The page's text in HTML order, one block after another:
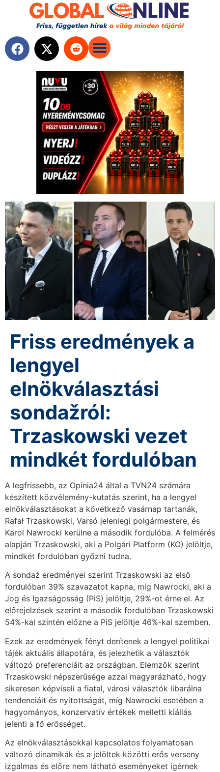
Friss eredmények a
lengyel
elnökválasztási
sondažról:
Trzaskowski vezet
mindkét fordulóban
A legfrissebb, az Opinia24 által a TVN24 számára
készített közvélemény-kutatás szerint, ha a lengyel
elnökválasztásokat a következő vasárnap tartanák,
Rafał Trzaskowski, Varsó jelenlegi polgármestere, és
Karol Nawrocki kerülne a második fordulóba. A felmérés
alapján Trzaskowski, aki a Polgári Platform (KO) jelöltje,
mindkét fordulóban győzni tudna.
A sondaž eredményei szerint Trzaskowski az első
fordulóban 39% szavazatot kapna, míg Nawrocki, aki a
Jog és Igazságosság (PiS) jelöltje, 29%-ot érne el. Az
előrejelzések szerint a második fordulóban Trzaskowski
54%-kal szintén előzne a PiS jelöltje 46%-kal szemben.
Ezek az eredmények fényt derítenek a lengyel politikai
tájék aktuális állapotára, és jelezhetik a választók
változó preferenciáit az országban. Elemzők szerint
Trzaskowski népszerűsége azzal magyarázható, hogy
sikeresen képviseli a fiatal, városi választók libarálna
tendenciáit és nyitottságát, míg Nawrocki esetében a
hagyományos, konzervatív értékek melletti kiállás
jelenti a fő erősséget.
Az elnökválasztásokkal kapcsolatos folyamatosan
változó dinamikák és a jelöltek közötti erős verseny
izgalmas és előre nem látható eseményeket ígérnek